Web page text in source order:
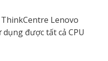
Lenovo
dụng được tất cả CPU